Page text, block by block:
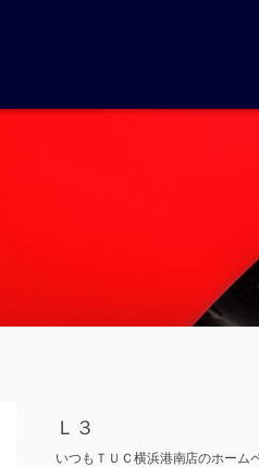
Ｌ３
いつもＴＵＣ横浜港南店のホーム